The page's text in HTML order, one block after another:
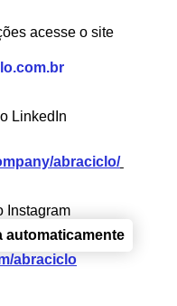
acesse o site
LinkedIn
abraciclo/
Instagram
abraciclo